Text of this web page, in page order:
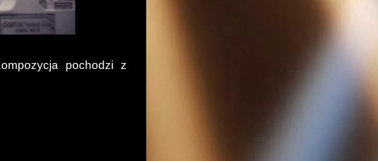
pochodzi z